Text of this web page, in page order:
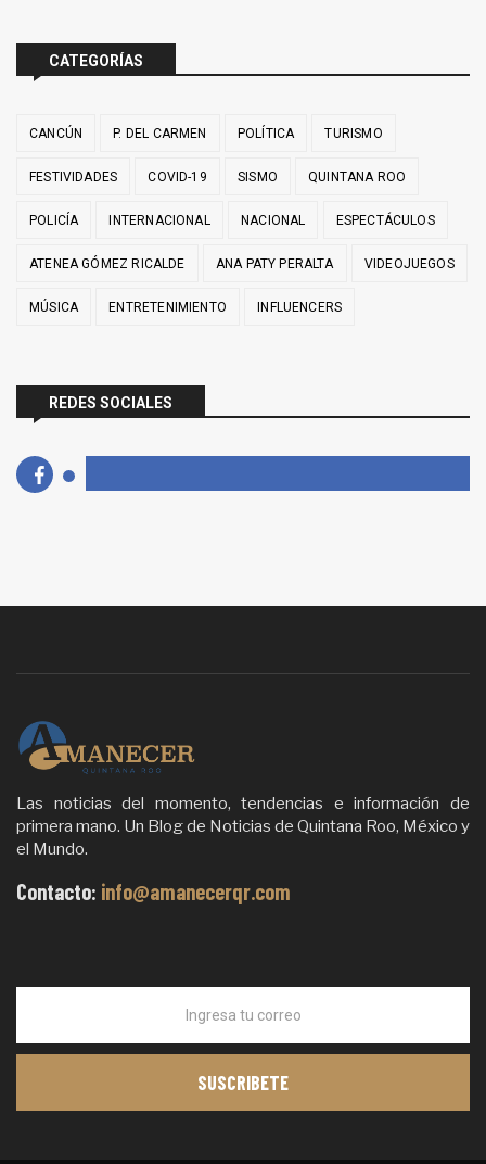
CATEGORÍAS
CANCÚN P. DEL CARMEN POLÍTICA TURISMO
FESTIVIDADES COVID-19 SISMO QUINTANA ROO
POLICÍA INTERNACIONAL NACIONAL ESPECTÁCULOS
ATENEA GÓMEZ RICALDE ANA PATY PERALTA VIDEOJUEGOS
MÚSICA ENTRETENIMIENTO INFLUENCERS
REDES SOCIALES
Las noticias del momento, tendencias e información de
primera mano. Un Blog de Noticias de Quintana Roo, México y
el Mundo.
Contacto: info@amanecerqr.com